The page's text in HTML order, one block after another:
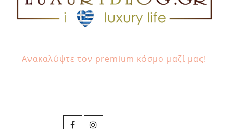
Ανακαλύψτε τον premium κόσμο μαζί μας!